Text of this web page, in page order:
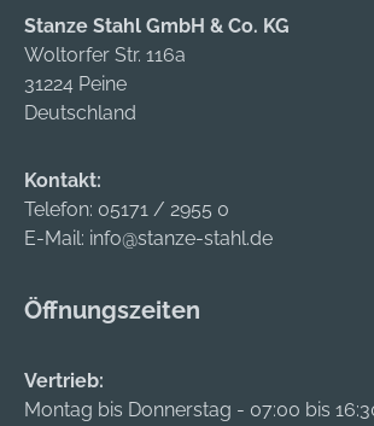
Stanze Stahl GmbH & Co. KG
Woltorfer Str. 116a
31224 Peine
Deutschland
Kontakt:
Telefon: 05171 / 2955 0
E-Mail: info@stanze-stahl.de
Öffnungszeiten
Vertrieb:
Montag bis Donnerstag - 07:00 bis